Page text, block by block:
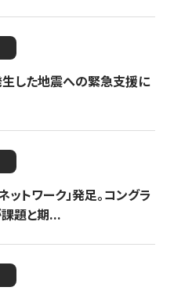
生した地震への緊急支援に
トワーク」発足。コングラ
題と期...